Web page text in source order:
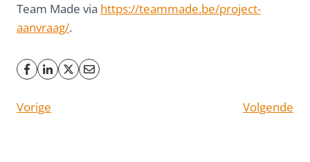
Team Made via https://teammade.be/project-
aanvraag/.
Vorige Volgende